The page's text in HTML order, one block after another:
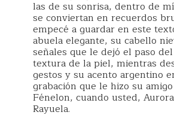
las de su sonrisa, dentro de
se conviertan en recuerdos
empecé a guardar en este
abuela elegante, su cabello
señales que le dejó el paso
textura de la piel, mientras
gestos y su acento argentino
grabación que le hizo su
Fénelon, cuando usted,
Rayuela.